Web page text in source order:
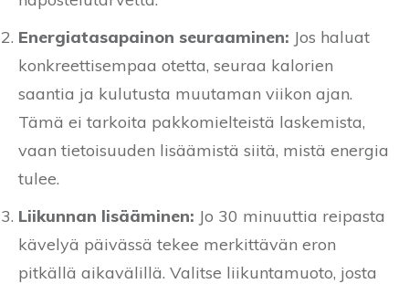
Energiatasapainon seuraaminen: Jos haluat
konkreettisempaa otetta, seuraa kalorien
saantia ja kulutusta muutaman viikon ajan.
Tämä ei tarkoita pakkomielteistä laskemista,
vaan tietoisuuden lisäämistä siitä, mistä energia
tulee.
Liikunnan lisääminen: Jo 30 minuuttia reipasta
kävelyä päivässä tekee merkittävän eron
pitkällä aikavälillä. Valitse liikuntamuoto, josta